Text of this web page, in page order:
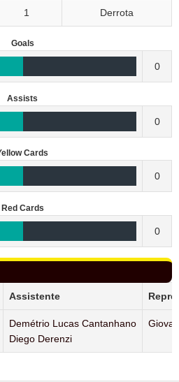
1 Derrota
Goals
0
Assists
0
Cards
0
Red Cards
0
Assistente
Demétrio Lucas Cantanhano
Diego Derenzi